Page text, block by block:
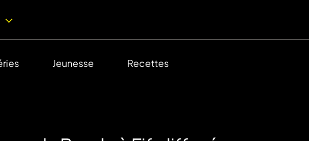
Jeunesse Recettes